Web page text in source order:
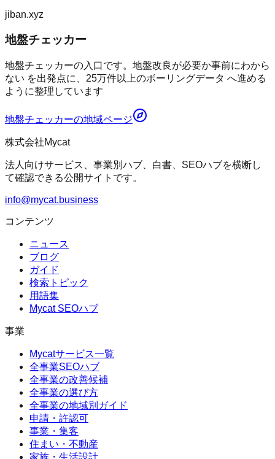
jiban.xyz
地盤チェッカー
地盤チェッカーの入口です。地盤改良が必要か事前にわから
ない を出発点に、25万件以上のボーリングデータ へ進める
ように整理しています
地盤チェッカーの地域ページ
株式会社Mycat
法人向けサービス、事業別ハブ、白書、SEOハブを横断し
て確認できる公開サイトです。
info@mycat.business
コンテンツ
ニュース
ブログ
ガイド
検索トピック
用語集
Mycat SEOハブ
事業
Mycatサービス一覧
全事業SEOハブ
全事業の改善候補
全事業の選び方
全事業の地域別ガイド
申請・許認可
事業・集客
住まい・不動産
家族・生活設計